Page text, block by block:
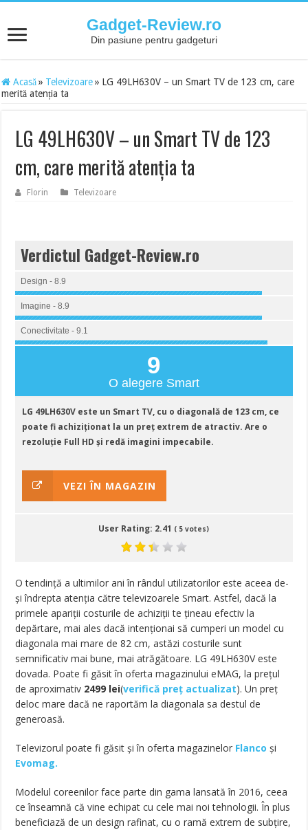
Gadget-Review.ro
Din pasiune pentru gadgeturi
Acasă » Televizoare » LG 49LH630V – un Smart TV de 123 cm, care
merită atenția ta
LG 49LH630V – un Smart TV de 123
cm, care merită atenția ta
Florin Televizoare
Verdictul Gadget-Review.ro
Design - 8.9
Imagine - 8.9
Conectivitate - 9.1
9
O alegere Smart
LG 49LH630V este un Smart TV, cu o diagonală de 123 cm, ce
poate fi achiziționat la un preț extrem de atractiv. Are o
rezoluție Full HD și redă imagini impecabile.
VEZI ÎN MAGAZIN
User Rating: 2.41 ( 5 votes)
O tendință a ultimilor ani în rândul utilizatorilor este aceea de-
și îndrepta atenția către televizoarele Smart. Astfel, dacă la
primele apariții costurile de achiziții te țineau efectiv la
depărtare, mai ales dacă intenționai să cumperi un model cu
diagonala mai mare de 82 cm, astăzi costurile sunt
semnificativ mai bune, mai atrăgătoare. LG 49LH630V este
dovada. Poate fi găsit în oferta magazinului eMAG, la prețul
de aproximativ 2499 lei(verifică preț actualizat). Un preț
deloc mare dacă ne raportăm la diagonala sa destul de
generoasă.
Televizorul poate fi găsit și în oferta magazinelor Flanco și
Evomag.
Modelul coreenilor face parte din gama lansată în 2016, ceea
ce înseamnă că vine echipat cu cele mai noi tehnologii. În plus
beneficiază de un design rafinat, cu o ramă extrem de subțire,